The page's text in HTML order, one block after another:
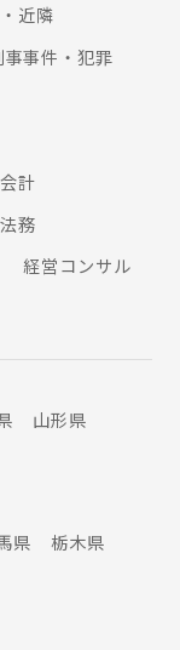
近隣
事事件・犯罪
計
務
経営コンサル
山形県
県
栃木県